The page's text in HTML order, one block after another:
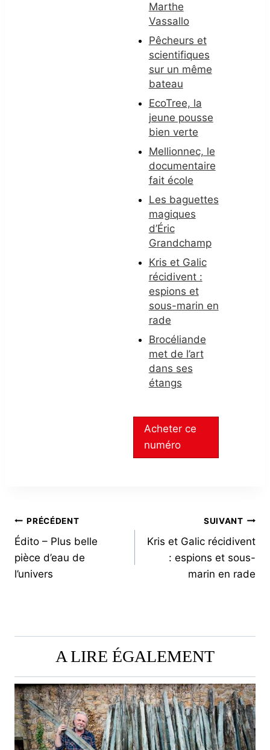
Marthe
Vassallo
Pêcheurs et
scientifiques
sur un même
bateau
EcoTree, la
jeune pousse
bien verte
Mellionnec, le
documentaire
fait école
Les baguettes
magiques
d’Éric
Grandchamp
Kris et Galic
récidivent :
espions et
sous-marin en
rade
Brocéliande
met de l’art
dans ses
étangs
Acheter ce
numéro
NAVIGATION
DE
L’ARTICLE
PRÉCÉDENT
Édito – Plus belle
pièce d’eau de
l’univers
SUIVANT
Kris et Galic récidivent
: espions et sous-
marin en rade
A LIRE ÉGALEMENT